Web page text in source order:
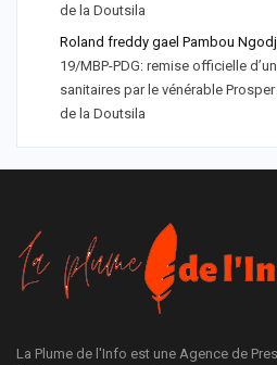
de la Doutsila
Roland freddy gael Pambou
19/MBP-PDG: remise officielle
sanitaires par le vénérable
de la Doutsila
La Plume de l'Info est une Agence de